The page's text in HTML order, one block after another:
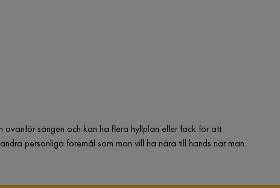
sängen och kan ha flera hyllplan eller fack för att
personliga föremål som man vill ha nära till hands när man